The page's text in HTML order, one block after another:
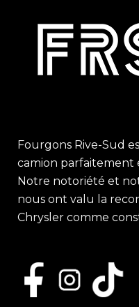
Fourgons Rive-Sud
camion parfaitement
Notre notoriété et
nous ont valu la
Chrysler comme